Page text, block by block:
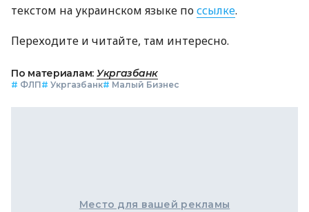
текстом на украинском языке поссылке.
Переходите и читайте, там интересно.
По материалам: Укргазбанк
# ФЛП# Укргазбанк# Малый Бизнес
Место для вашей рекламы